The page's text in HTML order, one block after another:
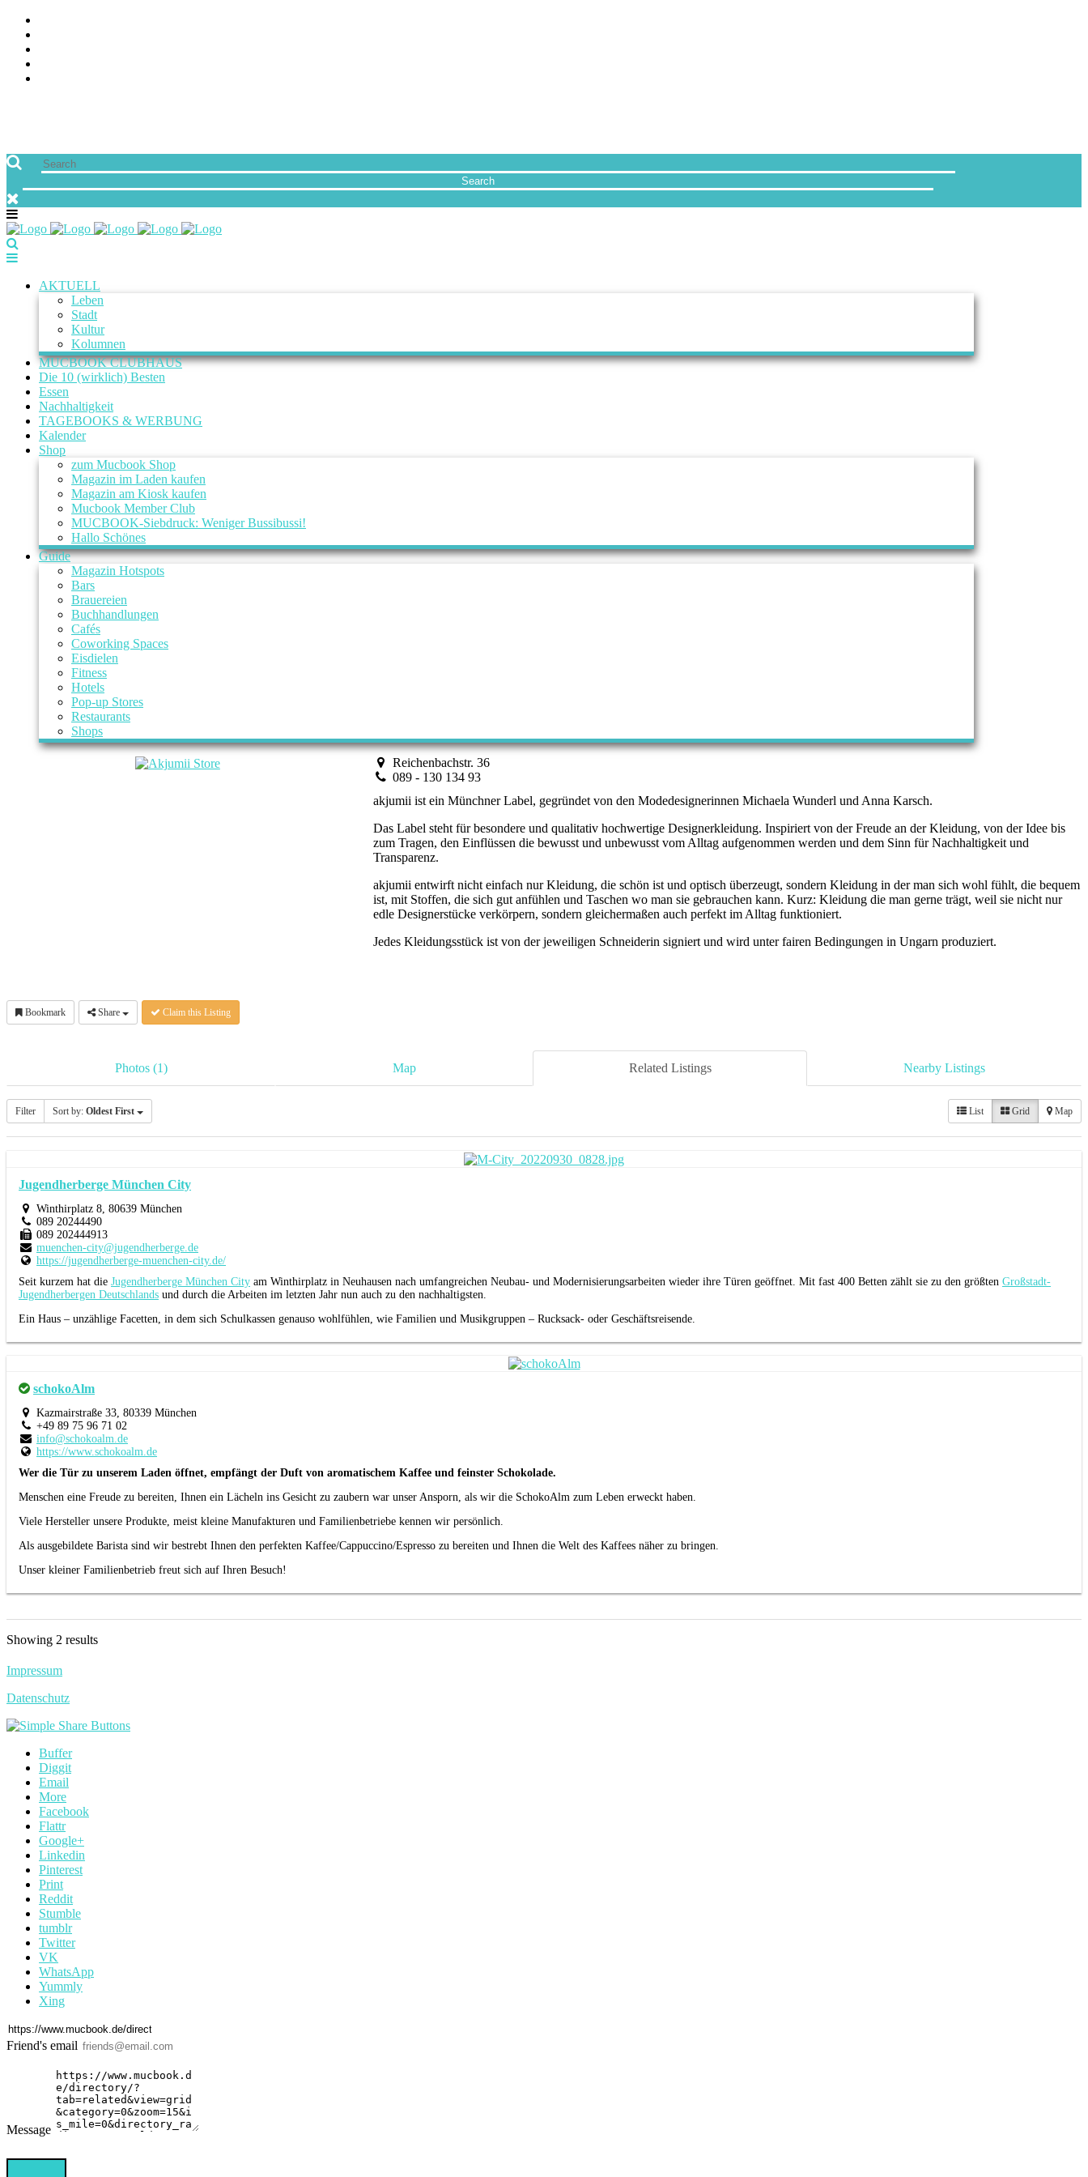
AKTUELL
Leben
Stadt
Kultur
Kolumnen
MUCBOOK CLUBHAUS
Die 10 (wirklich) Besten
Essen
Nachhaltigkeit
TAGEBOOKS & WERBUNG
Kalender
Shop
zum Mucbook Shop
Magazin im Laden kaufen
Magazin am Kiosk kaufen
Mucbook Member Club
MUCBOOK-Siebdruck: Weniger Bussibussi!
Hallo Schönes
Guide
Magazin Hotspots
Bars
Brauereien
Buchhandlungen
Cafés
Coworking Spaces
Eisdielen
Fitness
Hotels
Pop-up Stores
Restaurants
Shops
Reichenbachstr. 36
089 - 130 134 93
akjumii ist ein Münchner Label, gegründet von den Modedesignerinnen Michaela Wunderl und Anna Karsch.
Das Label steht für besondere und qualitativ hochwertige Designerkleidung. Inspiriert von der Freude an der Kleidung, von der Idee bis
zum Tragen, den Einflüssen die bewusst und unbewusst vom Alltag aufgenommen werden und dem Sinn für Nachhaltigkeit und
Transparenz.
akjumii entwirft nicht einfach nur Kleidung, die schön ist und optisch überzeugt, sondern Kleidung in der man sich wohl fühlt, die bequem
ist, mit Stoffen, die sich gut anfühlen und Taschen wo man sie gebrauchen kann. Kurz: Kleidung die man gerne trägt, weil sie nicht nur
edle Designerstücke verkörpern, sondern gleichermaßen auch perfekt im Alltag funktioniert.
Jedes Kleidungsstück ist von der jeweiligen Schneiderin signiert und wird unter fairen Bedingungen in Ungarn produziert.
Bookmark Share Claim this Listing
Photos (1) Map Related Listings Nearby Listings
Filter Sort by: Oldest First List Grid Map
Jugendherberge München City
Winthirplatz 8, 80639 München
089 20244490
089 202444913
muenchen-city@jugendherberge.de
https://jugendherberge-muenchen-city.de/
Seit kurzem hat die Jugendherberge München City am Winthirplatz in Neuhausen nach umfangreichen Neubau- und Modernisierungsarbeiten wieder ihre Türen geöffnet. Mit fast 400 Betten zählt sie zu den größten Großstadt-
Jugendherbergen Deutschlands und durch die Arbeiten im letzten Jahr nun auch zu den nachhaltigsten.
Ein Haus – unzählige Facetten, in dem sich Schulkassen genauso wohlfühlen, wie Familien und Musikgruppen – Rucksack- oder Geschäftsreisende.
schokoAlm
Kazmairstraße 33, 80339 München
+49 89 75 96 71 02
info@schokoalm.de
https://www.schokoalm.de
Wer die Tür zu unserem Laden öffnet, empfängt der Duft von aromatischem Kaffee und feinster Schokolade.
Menschen eine Freude zu bereiten, Ihnen ein Lächeln ins Gesicht zu zaubern war unser Ansporn, als wir die SchokoAlm zum Leben erweckt haben.
Viele Hersteller unsere Produkte, meist kleine Manufakturen und Familienbetriebe kennen wir persönlich.
Als ausgebildete Barista sind wir bestrebt Ihnen den perfekten Kaffee/Cappuccino/Espresso zu bereiten und Ihnen die Welt des Kaffees näher zu bringen.
Unser kleiner Familienbetrieb freut sich auf Ihren Besuch!
Showing 2 results
Impressum
Datenschutz
Buffer
Diggit
Email
More
Facebook
Flattr
Google+
Linkedin
Pinterest
Print
Reddit
Stumble
tumblr
Twitter
VK
WhatsApp
Yummly
Xing
Friend's email
Message